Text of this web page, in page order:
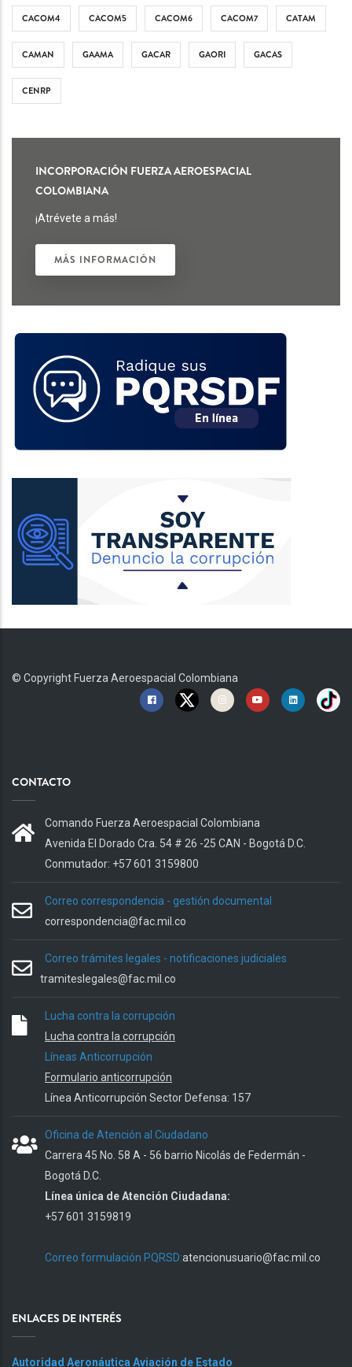
CACOM4 CACOM5 CACOM6 CACOM7 CATAM
CAMAN GAAMA GACAR GAORI GACAS
CENRP
INCORPORACIÓN FUERZA AEROESPACIAL
COLOMBIANA
¡Atrévete a más!
MÁS INFORMACIÓN
© Copyright Fuerza Aeroespacial Colombiana
CONTACTO
Comando Fuerza Aeroespacial Colombiana
Avenida El Dorado Cra. 54 # 26 -25 CAN - Bogotá D.C.
Conmutador: +57 601 3159800
Correo correspondencia - gestión documental
correspondencia@fac.mil.co
Correo trámites legales - notificaciones judiciales
tramiteslegales@fac.mil.co
Lucha contra la corrupción
Lucha contra la corrupción
Líneas Anticorrupción
Formulario anticorrupción
Línea Anticorrupción Sector Defensa: 157
Oficina de Atención al Ciudadano
Carrera 45 No. 58 A - 56 barrio Nicolás de Federmán -
Bogotá D.C.
Línea única de Atención Ciudadana:
+57 601 3159819
Correo formulación PQRSD:atencionusuario@fac.mil.co
ENLACES DE INTERÉS
Autoridad Aeronáutica Aviación de Estado